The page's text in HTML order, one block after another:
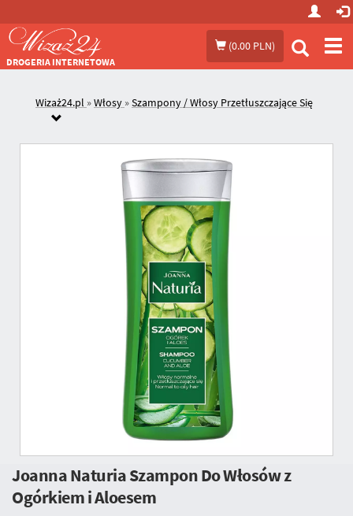
(0.00 PLN)
DROGERIA INTERNETOWA
Wizaż24.pl »Włosy »Szampony / Włosy Przetłuszczające Się
Joanna Naturia Szampon Do Włosów z
Ogórkiem i Aloesem